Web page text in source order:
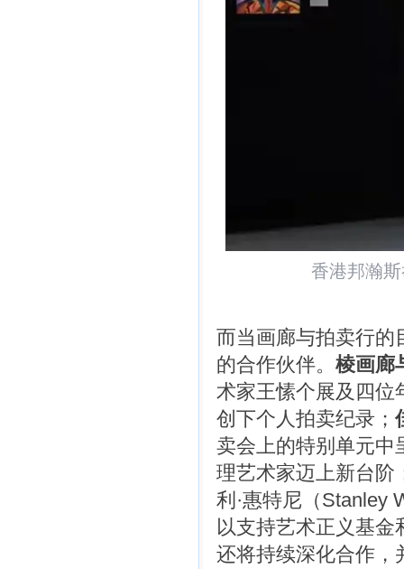
香港邦瀚
而当画廊与拍卖行的
的合作伙伴。 棱画廊
术家王愫个展及四位
创下个人拍卖纪录；
卖会上的特别单元中
理艺术家迈上新台阶
利·惠特尼（Stanley
以支持艺术正义基
还将持续深化合作，